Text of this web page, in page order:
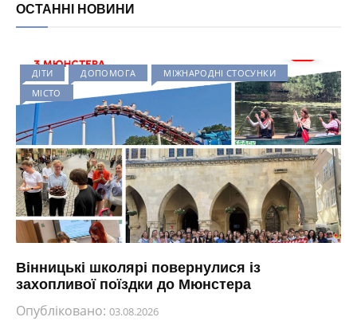
ОСТАННІ НОВИНИ
ДІТИ ДОПОМОГА
МІЖНАРОДНІ СТОСУНКИ
МІСТО
Вінницькі школярі повернулися із
захопливої поїздки до Мюнстера
Опубліковано: 03.08.2026